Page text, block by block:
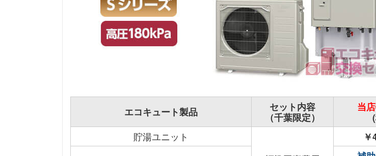
エコキュート製品
セット内容
（千葉限定）
当
貯湯ユニット